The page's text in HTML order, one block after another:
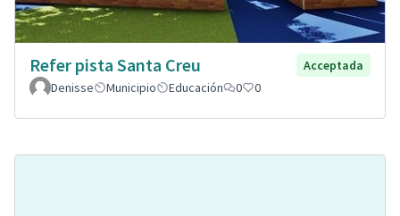
Refer pista Santa Creu
Acceptada
Denisse
Municipio Educación 0 0